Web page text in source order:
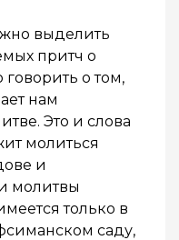
выделить
притч о
о том,
нам
Это и слова
молиться
и
молитвы
только в
саду,